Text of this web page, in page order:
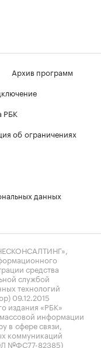
Архив программ
РБК
об ограничениях
данных
средства
службой
технологий
09.12.2015
издания «РБК»
массовой информации
в сфере связи,
коммуникаций
№ФС77-82385)